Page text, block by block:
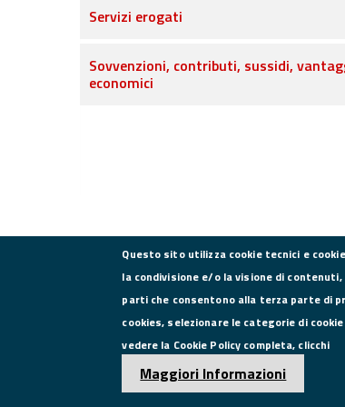
Servizi erogati
Sovvenzioni, contributi, sussidi,
economici
CONTATTI
Via Roma, 75, 81100 Caserta
Tel. 0823249111
Questo sito utilizza cookie tecnici e
la condivisione e/o la visione di
parti che consentono alla terza parte di
cookies, selezionare le categorie di
vedere la Cookie Policy completa, clicchi
Maggiori Informazioni